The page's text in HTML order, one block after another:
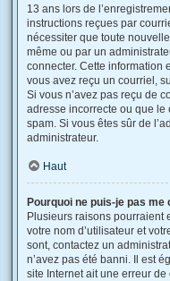
13 ans lors de
instructions reçues par
nécessiter que toute
même ou par un
connecter. Cette information
vous avez reçu un courriel,
Si vous n’avez pas reçu de
adresse incorrecte ou que le
spam. Si vous êtes sûr de
administrateur.
Haut
Pourquoi ne puis-je pas me
Plusieurs raisons pourraient
votre nom d’utilisateur et
sont, contactez un
n’avez pas été banni. Il est
site Internet ait une erreur